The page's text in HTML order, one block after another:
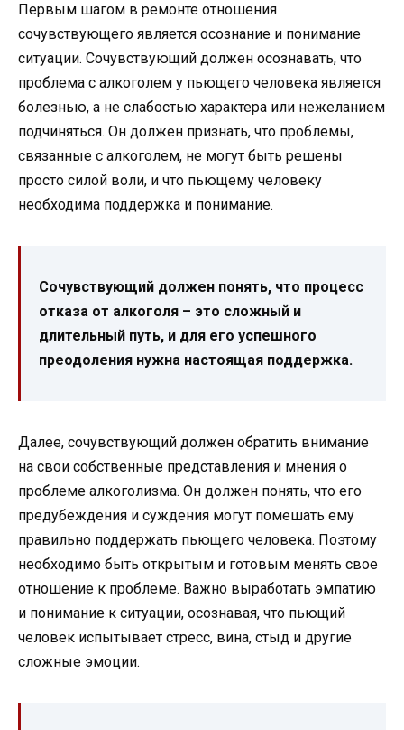
Первым шагом в ремонте отношения
сочувствующего является осознание и понимание
ситуации. Сочувствующий должен осознавать, что
проблема с алкоголем у пьющего человека является
болезнью, а не слабостью характера или нежеланием
подчиняться. Он должен признать, что проблемы,
связанные с алкоголем, не могут быть решены
просто силой воли, и что пьющему человеку
необходима поддержка и понимание.
Сочувствующий должен понять, что процесс
отказа от алкоголя – это сложный и
длительный путь, и для его успешного
преодоления нужна настоящая поддержка.
Далее, сочувствующий должен обратить внимание
на свои собственные представления и мнения о
проблеме алкоголизма. Он должен понять, что его
предубеждения и суждения могут помешать ему
правильно поддержать пьющего человека. Поэтому
необходимо быть открытым и готовым менять свое
отношение к проблеме. Важно выработать эмпатию
и понимание к ситуации, осознавая, что пьющий
человек испытывает стресс, вина, стыд и другие
сложные эмоции.